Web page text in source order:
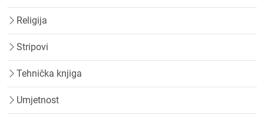
Religija
Stripovi
Tehnička knjiga
Umjetnost